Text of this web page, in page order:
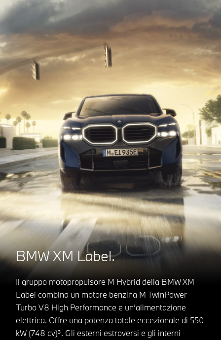
BMW XM Label.
Il gruppo motopropulsore M Hybrid della BMW XM
Label combina un motore benzina M TwinPower
Turbo V8 High Performance e un’alimentazione
elettrica. Offre una potenza totale eccezionale di 550
kW (748 cv)³. Gli esterni estroversi e gli interni